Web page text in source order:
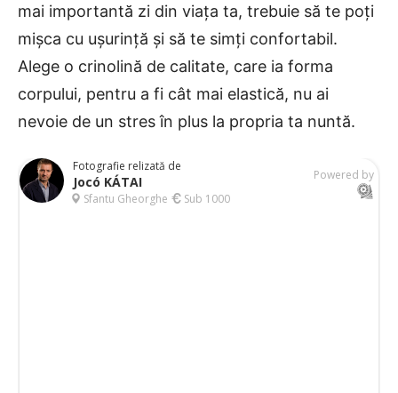
mai importantă zi din viața ta, trebuie să te poți
mișca cu ușurință și să te simți confortabil.
Alege o crinolină de calitate, care ia forma
corpului, pentru a fi cât mai elastică, nu ai
nevoie de un stres în plus la propria ta nuntă.